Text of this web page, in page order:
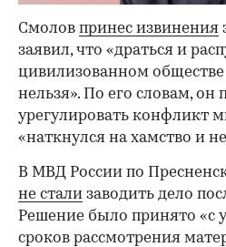
Смолов принес извинения
заявил, что «драться и
цивилизованном обществе
нельзя». По его словам, он
урегулировать конфликт
«наткнулся на хамство и
В МВД России по
не стали заводить дело
Решение было принято «с
сроков рассмотрения